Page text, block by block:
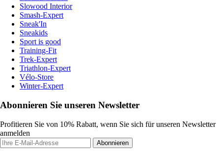
Slowood Interior
Smash-Expert
Sneak'In
Sneakids
Sport is good
Training-Fit
Trek-Expert
Triathlon-Expert
Vélo-Store
Winter-Expert
Abonnieren Sie unseren Newsletter
Profitieren Sie von 10% Rabatt, wenn Sie sich für unseren Newsletter
anmelden
Abonnieren